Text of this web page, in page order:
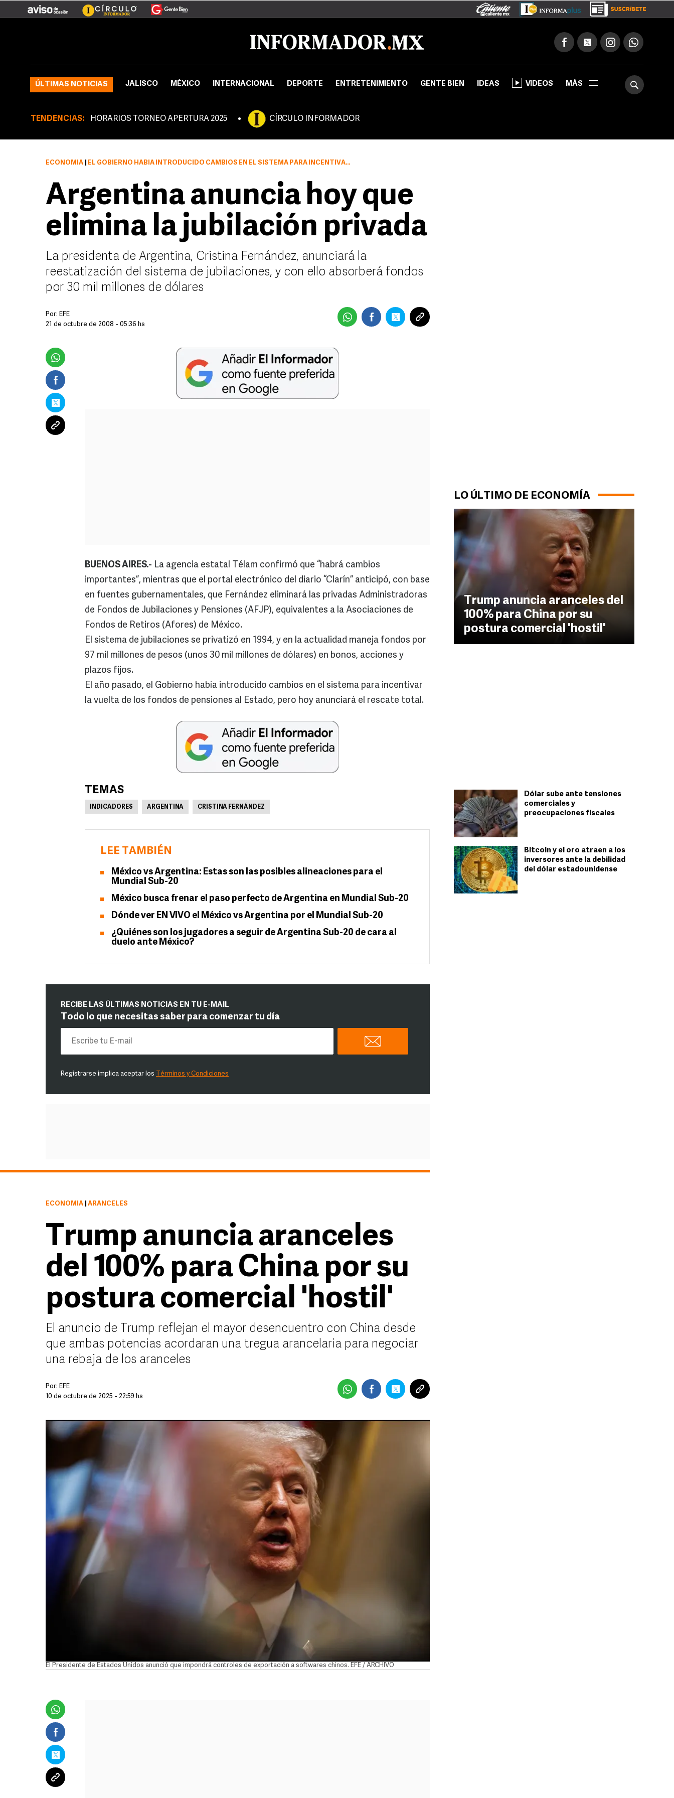
ÚLTIMAS NOTICIAS JALISCO MÉXICO INTERNACIONAL DEPORTE ENTRETENIMIENTO GENTE BIEN IDEAS VIDEOS MÁS
TENDENCIAS: HORARIOS TORNEO APERTURA 2025 CÍRCULO INFORMADOR
LO ÚLTIMO DE ECONOMÍA
Trump anuncia aranceles del
100% para China por su
postura comercial 'hostil'
Dólar sube ante tensiones
comerciales y
preocupaciones fiscales
Bitcoin y el oro atraen a los
inversores ante la debilidad
del dólar estadounidense
ECONOMÍA EL GOBIERNO HABÍA INTRODUCIDO CAMBIOS EN EL SISTEMA PARA INCENTIVAR LA VUELTA DE LOS FONDOS DE PENSIONES AL ESTADO
Argentina anuncia hoy que
elimina la jubilación privada
La presidenta de Argentina, Cristina Fernández, anunciará la
reestatización del sistema de jubilaciones, y con ello absorberá fondos
por 30 mil millones de dólares
Por: EFE
21 de octubre de 2008 - 05:36 hs
BUENOS AIRES.- La agencia estatal Télam confirmó que “habrá cambios
importantes”, mientras que el portal electrónico del diario “Clarín” anticipó, con base
en fuentes gubernamentales, que Fernández eliminará las privadas Administradoras
de Fondos de Jubilaciones y Pensiones (AFJP), equivalentes a la Asociaciones de
Fondos de Retiros (Afores) de México.
El sistema de jubilaciones se privatizó en 1994, y en la actualidad maneja fondos por
97 mil millones de pesos (unos 30 mil millones de dólares) en bonos, acciones y
plazos fijos.
El año pasado, el Gobierno había introducido cambios en el sistema para incentivar
la vuelta de los fondos de pensiones al Estado, pero hoy anunciará el rescate total.
TEMAS
INDICADORES ARGENTINA CRISTINA FERNÁNDEZ
LEE TAMBIÉN
México vs Argentina: Estas son las posibles alineaciones para el
Mundial Sub-20
México busca frenar el paso perfecto de Argentina en Mundial Sub-20
Dónde ver EN VIVO el México vs Argentina por el Mundial Sub-20
¿Quiénes son los jugadores a seguir de Argentina Sub-20 de cara al
duelo ante México?
RECIBE LAS ÚLTIMAS NOTICIAS EN TU E-MAIL
Todo lo que necesitas saber para comenzar tu día
Registrarse implica aceptar los Términos y Condiciones
ECONOMÍA ARANCELES
Trump anuncia aranceles
del 100% para China por su
postura comercial 'hostil'
El anuncio de Trump reflejan el mayor desencuentro con China desde
que ambas potencias acordaran una tregua arancelaria para negociar
una rebaja de los aranceles
Por: EFE
10 de octubre de 2025 - 22:59 hs
El Presidente de Estados Unidos anunció que impondrá controles de exportación a softwares chinos. EFE / ARCHIVO